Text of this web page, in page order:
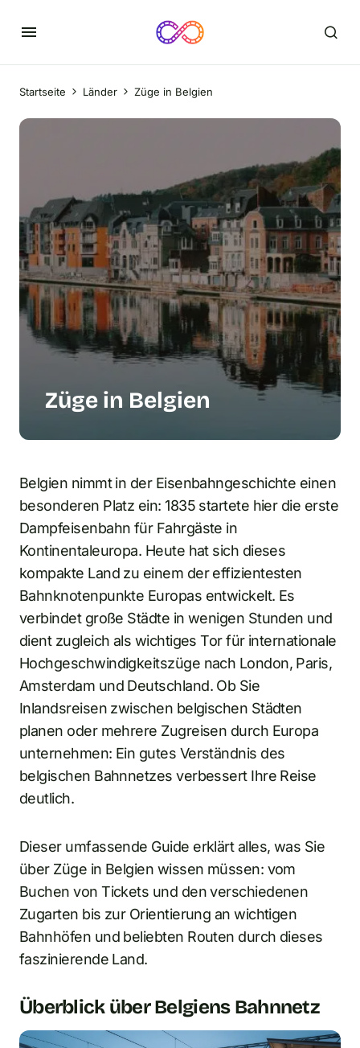
Startseite Länder Züge in Belgien
Züge in Belgien
Belgien nimmt in der Eisenbahngeschichte einen
besonderen Platz ein: 1835 startete hier die erste
Dampfeisenbahn für Fahrgäste in
Kontinentaleuropa. Heute hat sich dieses
kompakte Land zu einem der effizientesten
Bahnknotenpunkte Europas entwickelt. Es
verbindet große Städte in wenigen Stunden und
dient zugleich als wichtiges Tor für internationale
Hochgeschwindigkeitszüge nach London, Paris,
Amsterdam und Deutschland. Ob Sie
Inlandsreisen zwischen belgischen Städten
planen oder mehrere Zugreisen durch Europa
unternehmen: Ein gutes Verständnis des
belgischen Bahnnetzes verbessert Ihre Reise
deutlich.
Dieser umfassende Guide erklärt alles, was Sie
über Züge in Belgien wissen müssen: vom
Buchen von Tickets und den verschiedenen
Zugarten bis zur Orientierung an wichtigen
Bahnhöfen und beliebten Routen durch dieses
faszinierende Land.
Überblick über Belgiens Bahnnetz